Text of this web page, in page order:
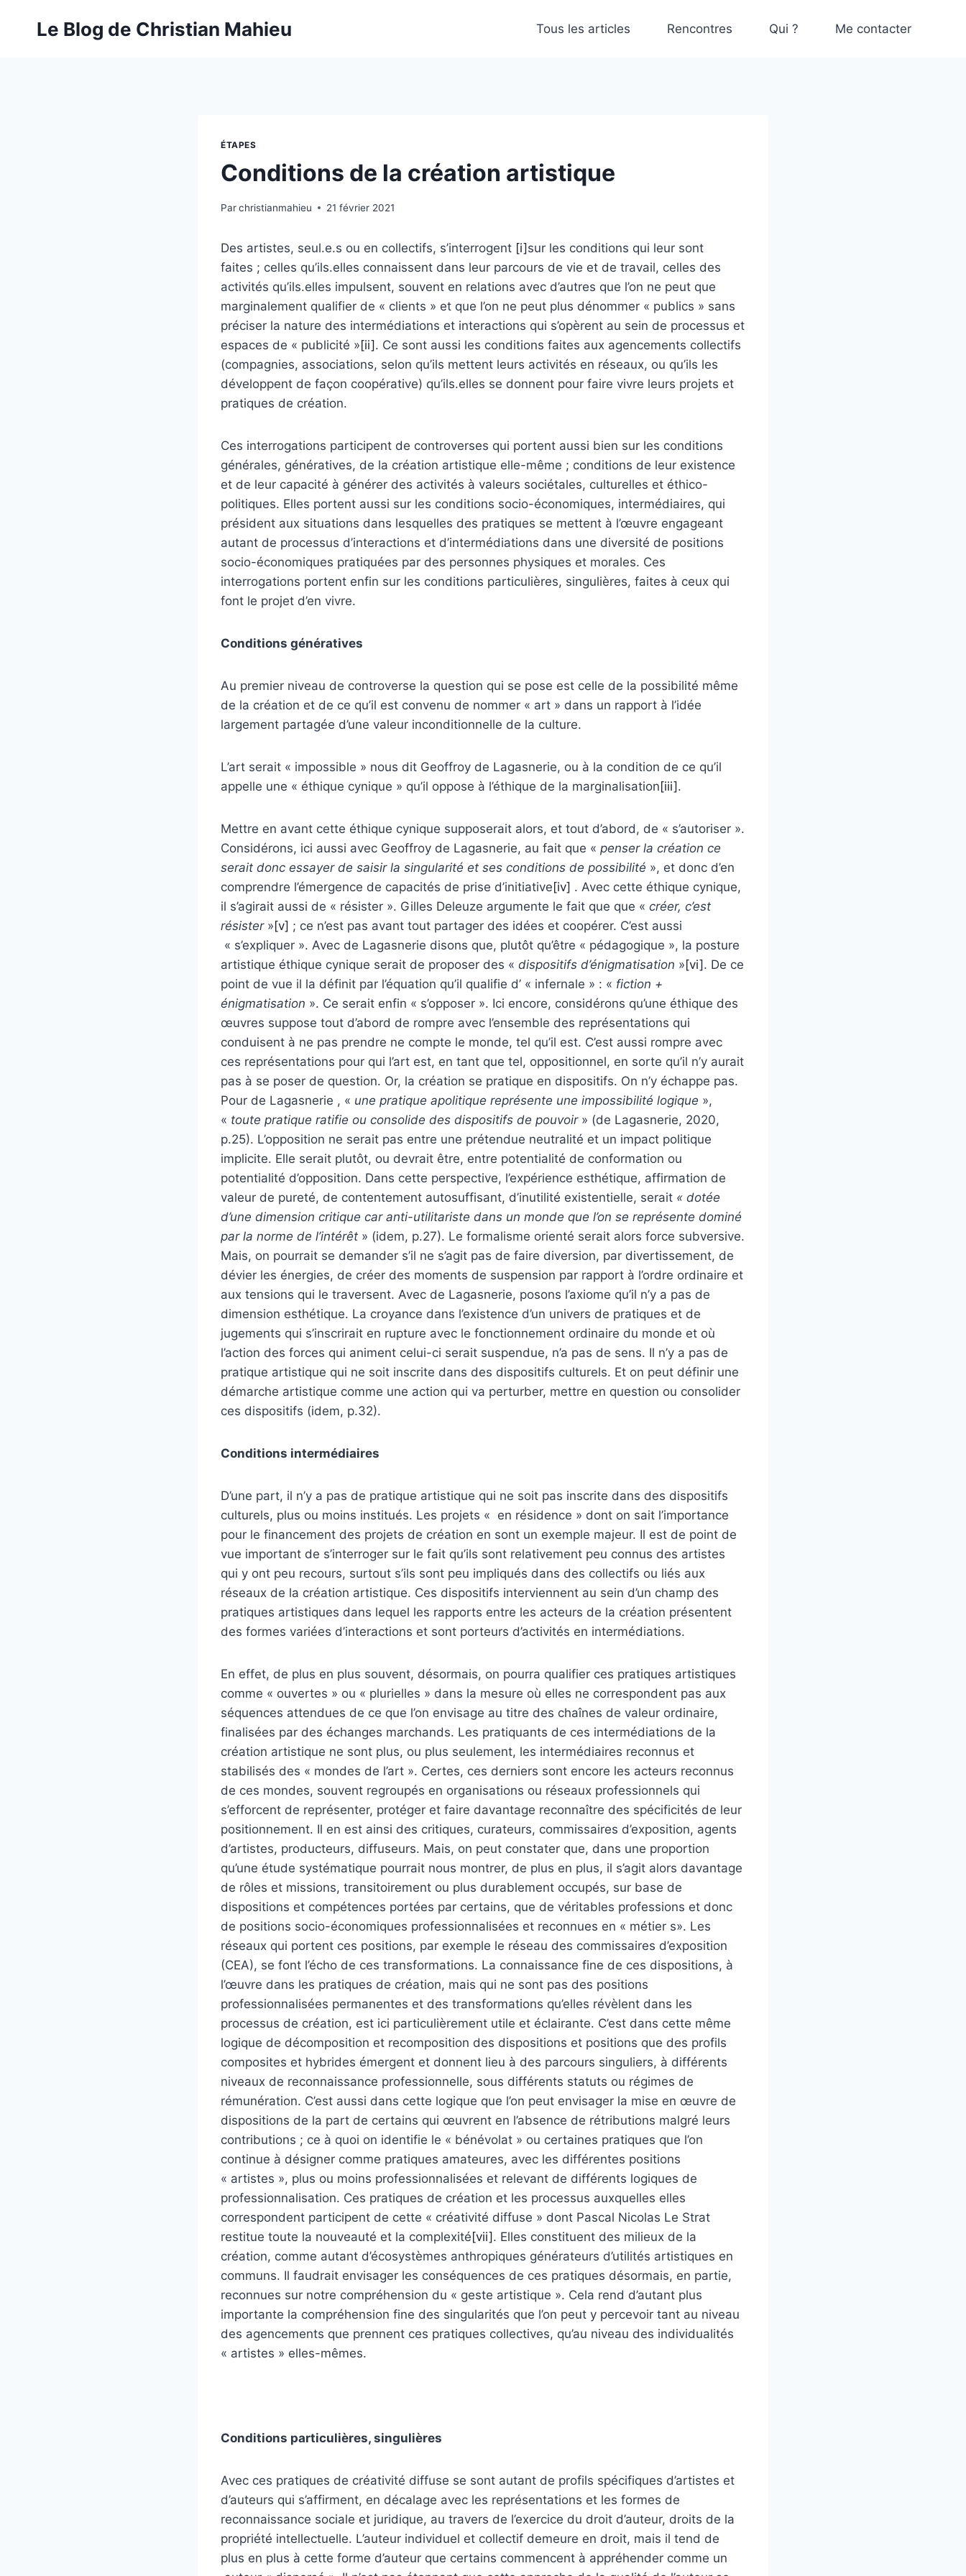
Le Blog de Christian Mahieu Tous les articles Rencontres Qui ? Me contacter
ÉTAPES
Conditions de la création artistique
Parchristianmahieu 21 février 2021
Des artistes, seul.e.s ou en collectifs, s’interrogent [i]sur les conditions qui leur sont
faites ; celles qu’ils.elles connaissent dans leur parcours de vie et de travail, celles des
activités qu’ils.elles impulsent, souvent en relations avec d’autres que l’on ne peut que
marginalement qualifier de « clients » et que l’on ne peut plus dénommer « publics » sans
préciser la nature des intermédiations et interactions qui s’opèrent au sein de processus et
espaces de « publicité »[ii]. Ce sont aussi les conditions faites aux agencements collectifs
(compagnies, associations, selon qu’ils mettent leurs activités en réseaux, ou qu’ils les
développent de façon coopérative) qu’ils.elles se donnent pour faire vivre leurs projets et
pratiques de création.
Ces interrogations participent de controverses qui portent aussi bien sur les conditions
générales, génératives, de la création artistique elle-même ; conditions de leur existence
et de leur capacité à générer des activités à valeurs sociétales, culturelles et éthico-
politiques. Elles portent aussi sur les conditions socio-économiques, intermédiaires, qui
président aux situations dans lesquelles des pratiques se mettent à l’œuvre engageant
autant de processus d’interactions et d’intermédiations dans une diversité de positions
socio-économiques pratiquées par des personnes physiques et morales. Ces
interrogations portent enfin sur les conditions particulières, singulières, faites à ceux qui
font le projet d’en vivre.
Conditions génératives
Au premier niveau de controverse la question qui se pose est celle de la possibilité même
de la création et de ce qu’il est convenu de nommer « art » dans un rapport à l’idée
largement partagée d’une valeur inconditionnelle de la culture.
L’art serait « impossible » nous dit Geoffroy de Lagasnerie, ou à la condition de ce qu’il
appelle une « éthique cynique » qu’il oppose à l’éthique de la marginalisation[iii].
Mettre en avant cette éthique cynique supposerait alors, et tout d’abord, de « s’autoriser ».
Considérons, ici aussi avec Geoffroy de Lagasnerie, au fait que « penser la création ce
serait donc essayer de saisir la singularité et ses conditions de possibilité », et donc d’en
comprendre l’émergence de capacités de prise d’initiative[iv] . Avec cette éthique cynique,
il s’agirait aussi de « résister ». Gilles Deleuze argumente le fait que que « créer, c’est
résister»[v] ; ce n’est pas avant tout partager des idées et coopérer. C’est aussi
« s’expliquer ». Avec de Lagasnerie disons que, plutôt qu’être « pédagogique », la posture
artistique éthique cynique serait de proposer des « dispositifs d’énigmatisation »[vi]. De ce
point de vue il la définit par l’équation qu’il qualifie d’ « infernale » : « fiction +
énigmatisation ». Ce serait enfin « s’opposer ». Ici encore, considérons qu’une éthique des
œuvres suppose tout d’abord de rompre avec l’ensemble des représentations qui
conduisent à ne pas prendre ne compte le monde, tel qu’il est. C’est aussi rompre avec
ces représentations pour qui l’art est, en tant que tel, oppositionnel, en sorte qu’il n’y aurait
pas à se poser de question. Or, la création se pratique en dispositifs. On n’y échappe pas.
Pour de Lagasnerie , « une pratique apolitique représente une impossibilité logique »,
« toute pratique ratifie ou consolide des dispositifs de pouvoir» (de Lagasnerie, 2020,
p.25). L’opposition ne serait pas entre une prétendue neutralité et un impact politique
implicite. Elle serait plutôt, ou devrait être, entre potentialité de conformation ou
potentialité d’opposition. Dans cette perspective, l’expérience esthétique, affirmation de
valeur de pureté, de contentement autosuffisant, d’inutilité existentielle, serait « dotée
d’une dimension critique car anti-utilitariste dans un monde que l’on se représente dominé
par la norme de l’intérêt » (idem, p.27). Le formalisme orienté serait alors force subversive.
Mais, on pourrait se demander s’il ne s’agit pas de faire diversion, par divertissement, de
dévier les énergies, de créer des moments de suspension par rapport à l’ordre ordinaire et
aux tensions qui le traversent. Avec de Lagasnerie, posons l’axiome qu’il n’y a pas de
dimension esthétique. La croyance dans l’existence d’un univers de pratiques et de
jugements qui s’inscrirait en rupture avec le fonctionnement ordinaire du monde et où
l’action des forces qui animent celui-ci serait suspendue, n’a pas de sens. Il n’y a pas de
pratique artistique qui ne soit inscrite dans des dispositifs culturels. Et on peut définir une
démarche artistique comme une action qui va perturber, mettre en question ou consolider
ces dispositifs (idem, p.32).
Conditions intermédiaires
D’une part, il n’y a pas de pratique artistique qui ne soit pas inscrite dans des dispositifs
culturels, plus ou moins institués. Les projets « en résidence » dont on sait l’importance
pour le financement des projets de création en sont un exemple majeur. Il est de point de
vue important de s’interroger sur le fait qu’ils sont relativement peu connus des artistes
qui y ont peu recours, surtout s’ils sont peu impliqués dans des collectifs ou liés aux
réseaux de la création artistique. Ces dispositifs interviennent au sein d’un champ des
pratiques artistiques dans lequel les rapports entre les acteurs de la création présentent
des formes variées d’interactions et sont porteurs d’activités en intermédiations.
En effet, de plus en plus souvent, désormais, on pourra qualifier ces pratiques artistiques
comme « ouvertes » ou « plurielles » dans la mesure où elles ne correspondent pas aux
séquences attendues de ce que l’on envisage au titre des chaînes de valeur ordinaire,
finalisées par des échanges marchands. Les pratiquants de ces intermédiations de la
création artistique ne sont plus, ou plus seulement, les intermédiaires reconnus et
stabilisés des « mondes de l’art ». Certes, ces derniers sont encore les acteurs reconnus
de ces mondes, souvent regroupés en organisations ou réseaux professionnels qui
s’efforcent de représenter, protéger et faire davantage reconnaître des spécificités de leur
positionnement. Il en est ainsi des critiques, curateurs, commissaires d’exposition, agents
d’artistes, producteurs, diffuseurs. Mais, on peut constater que, dans une proportion
qu’une étude systématique pourrait nous montrer, de plus en plus, il s’agit alors davantage
de rôles et missions, transitoirement ou plus durablement occupés, sur base de
dispositions et compétences portées par certains, que de véritables professions et donc
de positions socio-économiques professionnalisées et reconnues en « métier s». Les
réseaux qui portent ces positions, par exemple le réseau des commissaires d’exposition
(CEA), se font l’écho de ces transformations. La connaissance fine de ces dispositions, à
l’œuvre dans les pratiques de création, mais qui ne sont pas des positions
professionnalisées permanentes et des transformations qu’elles révèlent dans les
processus de création, est ici particulièrement utile et éclairante. C’est dans cette même
logique de décomposition et recomposition des dispositions et positions que des profils
composites et hybrides émergent et donnent lieu à des parcours singuliers, à différents
niveaux de reconnaissance professionnelle, sous différents statuts ou régimes de
rémunération. C’est aussi dans cette logique que l’on peut envisager la mise en œuvre de
dispositions de la part de certains qui œuvrent en l’absence de rétributions malgré leurs
contributions ; ce à quoi on identifie le « bénévolat » ou certaines pratiques que l’on
continue à désigner comme pratiques amateures, avec les différentes positions
« artistes », plus ou moins professionnalisées et relevant de différents logiques de
professionnalisation. Ces pratiques de création et les processus auxquelles elles
correspondent participent de cette « créativité diffuse » dont Pascal Nicolas Le Strat
restitue toute la nouveauté et la complexité[vii]. Elles constituent des milieux de la
création, comme autant d’écosystèmes anthropiques générateurs d’utilités artistiques en
communs. Il faudrait envisager les conséquences de ces pratiques désormais, en partie,
reconnues sur notre compréhension du « geste artistique ». Cela rend d’autant plus
importante la compréhension fine des singularités que l’on peut y percevoir tant au niveau
des agencements que prennent ces pratiques collectives, qu’au niveau des individualités
« artistes » elles-mêmes.
Conditions particulières, singulières
Avec ces pratiques de créativité diffuse se sont autant de profils spécifiques d’artistes et
d’auteurs qui s’affirment, en décalage avec les représentations et les formes de
reconnaissance sociale et juridique, au travers de l’exercice du droit d’auteur, droits de la
propriété intellectuelle. L’auteur individuel et collectif demeure en droit, mais il tend de
plus en plus à cette forme d’auteur que certains commencent à appréhender comme un